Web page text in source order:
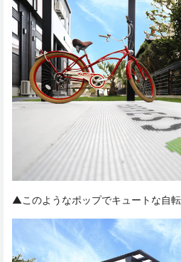
▲このようなポップでキュートな自